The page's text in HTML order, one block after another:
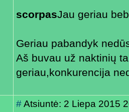
scorpasJau geriau
Geriau pabandyk
Aš buvau už naktinių
geriau,konkurencija
#Atsiuntė: 2 Liepa 2015